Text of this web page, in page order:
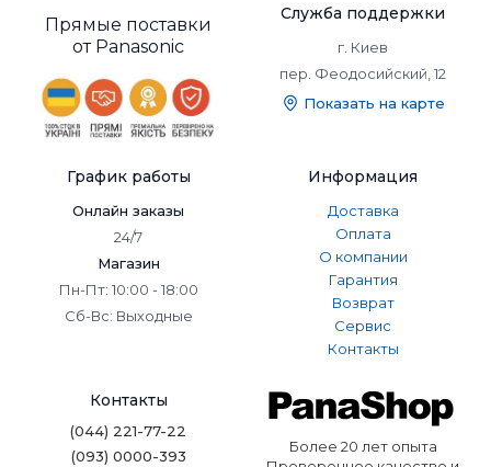
кондиционеров
Panasonic. Функционал
и стиль для любого
помещения
✅ Экологичный фреон R32
Большинство моделей работают на фреоне R32,
потепления и высокой энергоэффективностью. Это
делает кондиционеры Panasonic более безопасными для
окружающей среды и экономичными в использовании.
✅ Инновационные технологии
В кондиционерах используется инверторная
экономичную работу. А системы очистки воздуха, такие
как Nanoe™ X, нейтрализуют аллергены, бактерии и
неприятные запахи.
Прямые поставки
от Panasonic
Служба поддержки
г. Киев
пер. Феодосийский, 12
Показать на карте
График работы
Онлайн заказы
24/7
Магазин
Пн-Пт: 10:00 - 18:00
Сб-Вс: Выходные
Информация
Доставка
Оплата
О компании
Гарантия
Возврат
Сервис
Контакты
Контакты
(044) 221-77-22
(093) 0000-393
Более 20 лет опыта